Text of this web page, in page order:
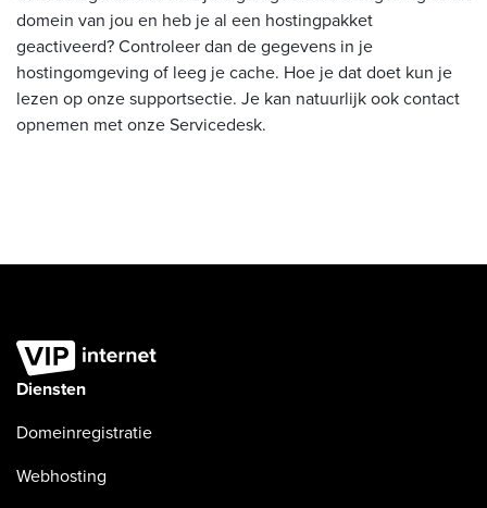
domein van jou en heb je al een hostingpakket
geactiveerd? Controleer dan de gegevens in je
hostingomgeving of leeg je cache. Hoe je dat doet kun je
lezen op onze supportsectie. Je kan natuurlijk ook contact
opnemen met onze Servicedesk.
Diensten
Domeinregistratie
Webhosting